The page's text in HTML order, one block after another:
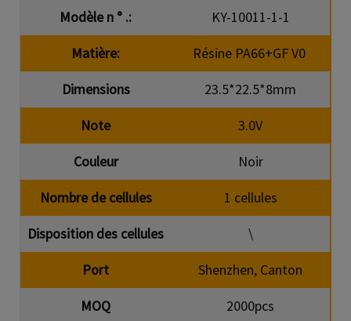
Modèle n ° .:
KY-10011-1-1
Matière:
Résine PA66+GF V0
Dimensions
23.5*22.5*8mm
Note
3.0V
Couleur
Noir
Nombre de cellules
1 cellules
Disposition des cellules
\
Port
Shenzhen, Canton
MOQ
2000pcs